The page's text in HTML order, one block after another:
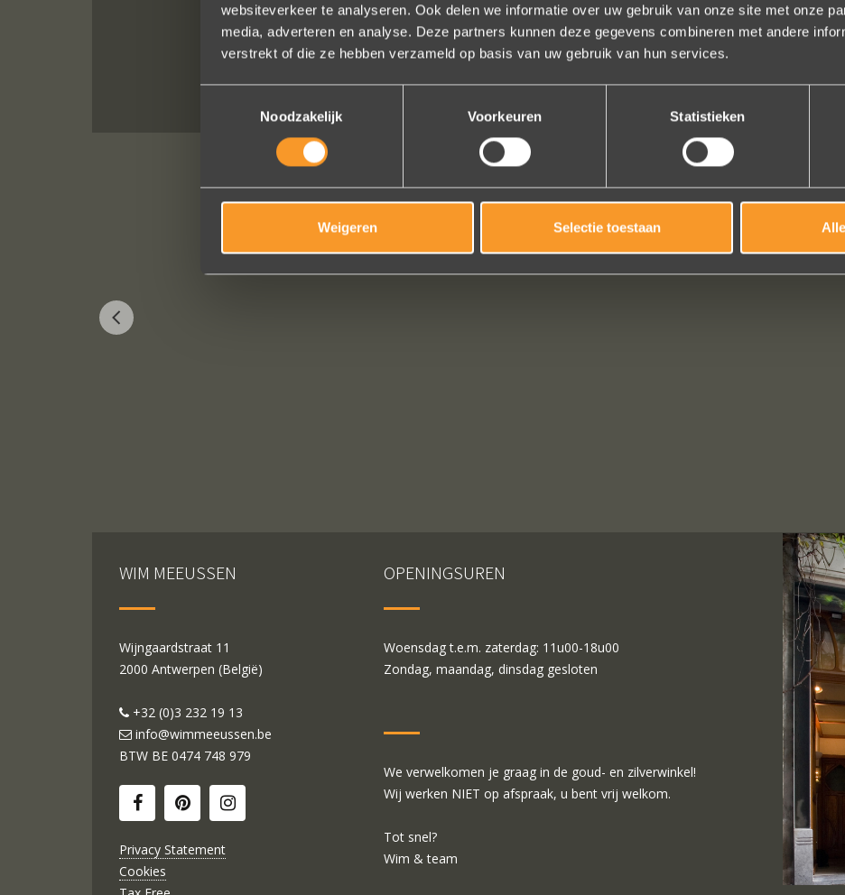
websiteverkeer te analyseren. Ook delen we informatie over uw gebruik van onze site met onze
media, adverteren en analyse. Deze partners kunnen deze gegevens combineren met andere
verstrekt of die ze hebben verzameld op basis van uw gebruik van hun services.
Noodzakelijk
Voorkeuren Statistieken
Weigeren Selectie toestaan
Bekijk al onze reviews
WIM MEEUSSEN
Wijngaardstraat 11
2000 Antwerpen (België)
+32 (0)3 232 19 13
info@wimmeeussen.be
BTW BE 0474 748 979
Privacy Statement
Cookies
OPENINGSUREN
Woensdag t.e.m. zaterdag: 11u00-18u00
Zondag, maandag, dinsdag gesloten
We verwelkomen je graag in de goud- en zilverwinkel!
Wij werken NIET op afspraak, u bent vrij welkom.
Tot snel?
Wim & team